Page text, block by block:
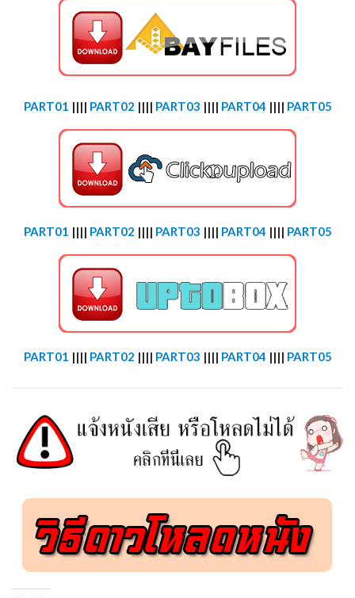
PART01 |||| PART02 |||| PART03 |||| PART04 |||| PART05
PART01 |||| PART02 |||| PART03 |||| PART04 |||| PART05
PART01 |||| PART02 |||| PART03 |||| PART04 |||| PART05